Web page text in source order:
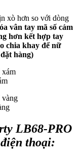
xò hơn so với dòng
vân tay mã số cảm
hơn kết hợp tay
chia khay để nữ
hàng)
LB68-PRO
thoại: